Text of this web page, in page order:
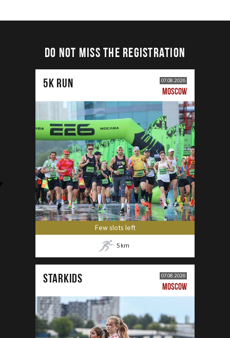
DO NOT MISS THE REGISTRATION
5К RUN 07.08.2026
MOSCOW
Few slots left
5 km
STARKIDS 07.08.2026
MOSCOW